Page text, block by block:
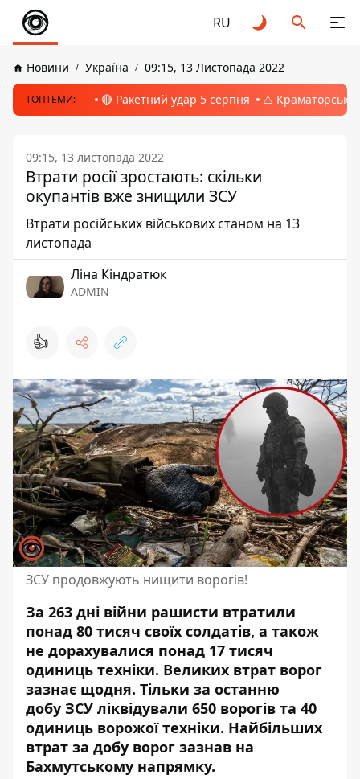
RU
Новини Україна 09:15, 13 Листопада 2022
ТОПТЕМИ: 🔴 Ракетний удар 5 серпня ⚠️ Краматорськ,
09:15, 13 листопада 2022
Втрати росії зростають: скільки
окупантів вже знищили ЗСУ
Втрати російських військових станом на 13
листопада
Ліна Кіндратюк
ADMIN
👍
ЗСУ продовжують нищити ворогів!
За 263 дні війни рашисти втратили
понад 80 тисяч своїх солдатів, а також
не дорахувалися понад 17 тисяч
одиниць техніки. Великих втрат ворог
зазнає щодня. Тільки за останню
добу ЗСУ ліквідували 650 ворогів та 40
одиниць ворожої техніки. Найбільших
втрат за добу ворог зазнав на
Бахмутському напрямку.